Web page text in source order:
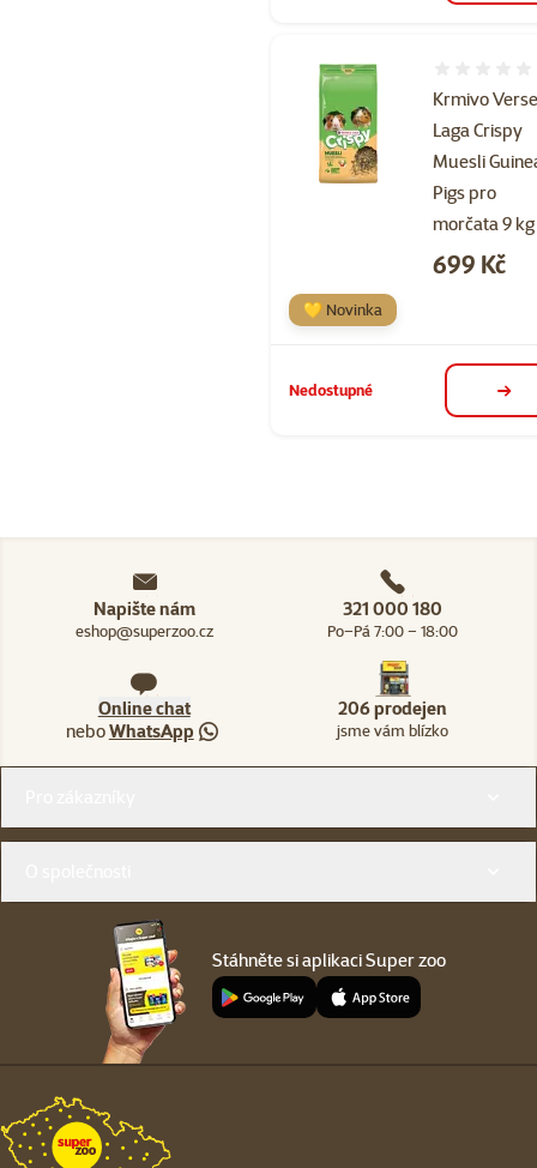
Krmivo
Laga Crispy
Muesli
Pigs pro
morčata 9 kg
Cena
699 Kč
💛 Novinka
Nedostupné
Napište nám
eshop@superzoo.cz
321 000 180
Po–Pá 7:00 – 18:00
Online chat
neboWhatsApp
206 prodejen
jsme vám blízko
Stáhněte si aplikaci Super zoo